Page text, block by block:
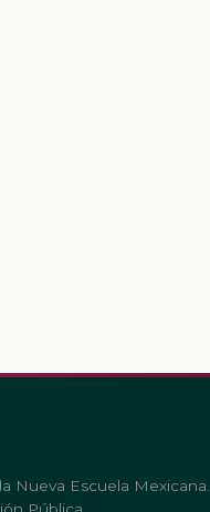
Nueva Escuela Mexicana.